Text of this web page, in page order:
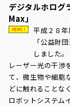
デジタルホロ
Max」
平成２８年
「公益財
しました。
レーザー光の干渉
て、微生物や細胞
どに触れることな
ロボットシステム